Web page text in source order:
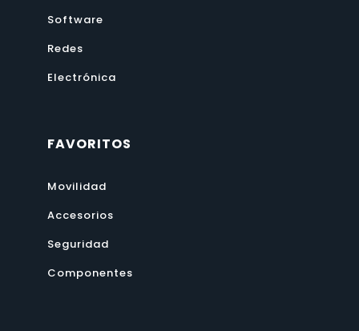
Software
Redes
Electrónica
FAVORITOS
Movilidad
Accesorios
Seguridad
Componentes